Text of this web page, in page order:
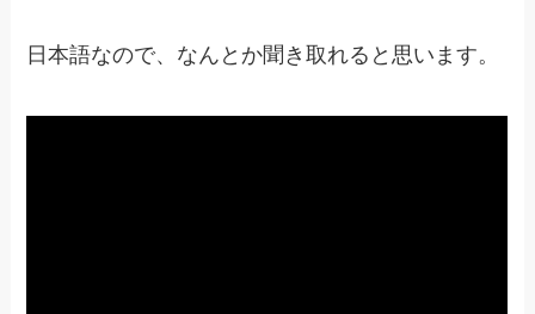
日本語なので、なんとか聞き取れると思います。